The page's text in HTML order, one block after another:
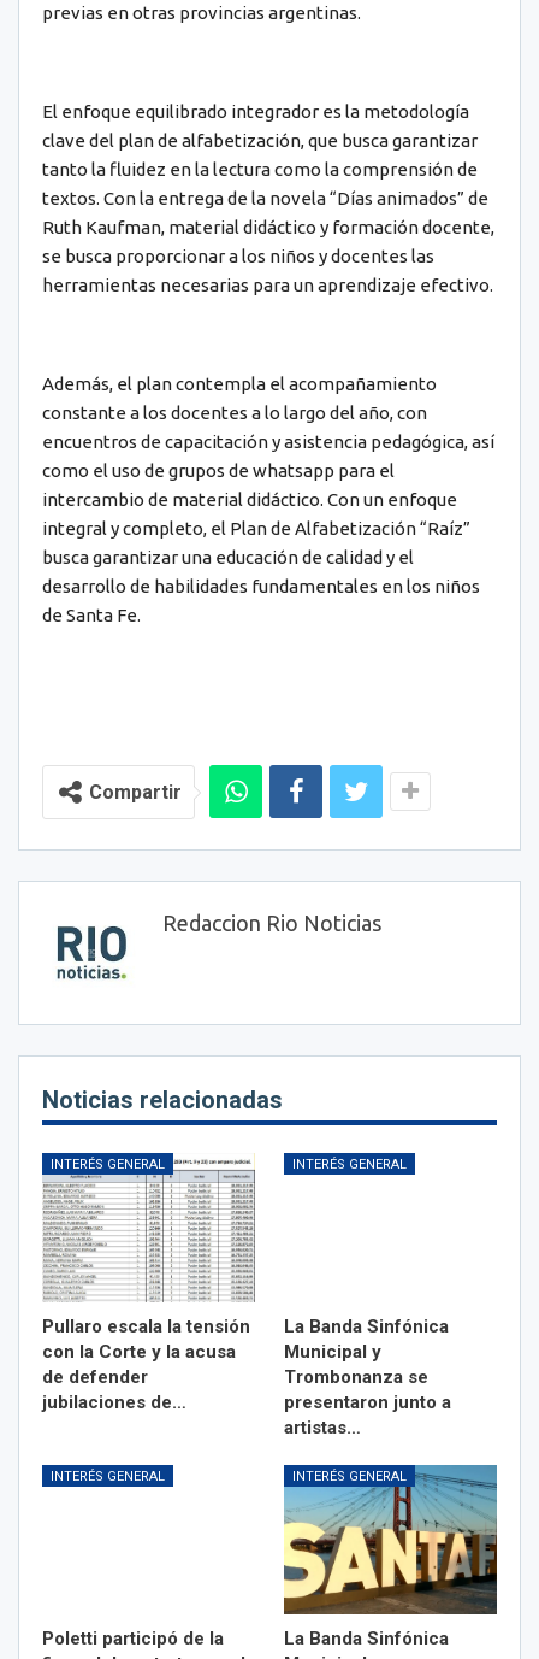
previas en otras provincias argentinas.
El enfoque equilibrado integrador es la metodología
clave del plan de alfabetización, que busca garantizar
tanto la fluidez en la lectura como la comprensión de
textos. Con la entrega de la novela “Días animados” de
Ruth Kaufman, material didáctico y formación docente,
se busca proporcionar a los niños y docentes las
herramientas necesarias para un aprendizaje efectivo.
Además, el plan contempla el acompañamiento
constante a los docentes a lo largo del año, con
encuentros de capacitación y asistencia pedagógica, así
como el uso de grupos de whatsapp para el
intercambio de material didáctico. Con un enfoque
integral y completo, el Plan de Alfabetización “Raíz”
busca garantizar una educación de calidad y el
desarrollo de habilidades fundamentales en los niños
de Santa Fe.
Compartir
Redaccion Rio Noticias
Noticias relacionadas
INTERÉS GENERAL
Pullaro escala la tensión
con la Corte y la acusa
de defender
jubilaciones de…
INTERÉS GENERAL
La Banda Sinfónica
Municipal y
Trombonanza se
presentaron junto a
artistas…
INTERÉS GENERAL
Poletti participó de la
INTERÉS GENERAL
La Banda Sinfónica